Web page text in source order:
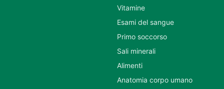
Vitamine
Esami del sangue
Primo soccorso
Sali minerali
Alimenti
Anatomia corpo umano